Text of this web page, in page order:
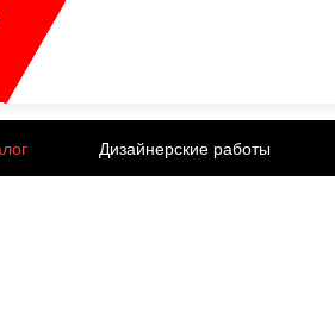
Дизайнерские работы